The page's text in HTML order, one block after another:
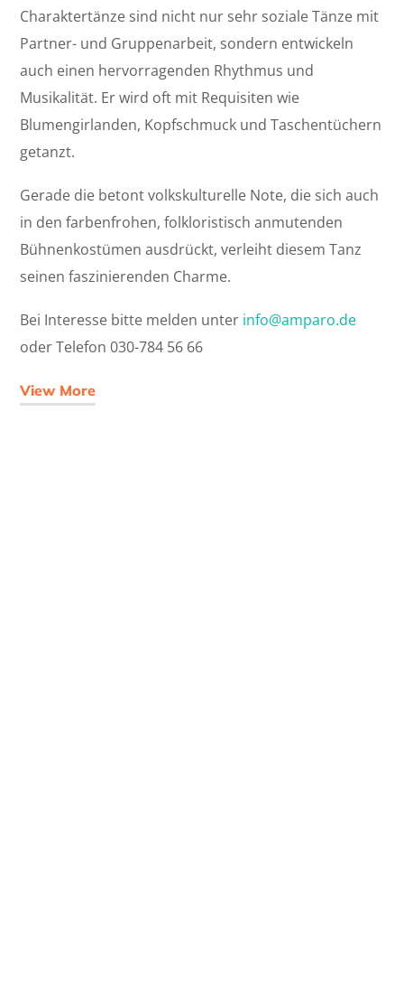
Charaktertänze sind nicht nur sehr soziale Tänze mit
Partner- und Gruppenarbeit, sondern entwickeln
auch einen hervorragenden Rhythmus und
Musikalität. Er wird oft mit Requisiten wie
Blumengirlanden, Kopfschmuck und Taschentüchern
getanzt.
Gerade die betont volkskulturelle Note, die sich auch
in den farbenfrohen, folkloristisch anmutenden
Bühnenkostümen ausdrückt, verleiht diesem Tanz
seinen faszinierenden Charme.
Bei Interesse bitte melden unter info@amparo.de
oder Telefon 030-784 56 66
View More